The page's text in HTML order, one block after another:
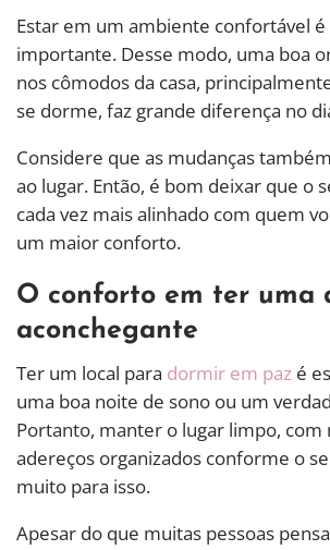
Estar em um ambiente confortável
importante. Desse modo, uma boa
nos cômodos da casa,
se dorme, faz grande diferença no
Considere que as mudanças
ao lugar. Então, é bom deixar que o
cada vez mais alinhado com quem
um maior conforto.
O conforto em ter uma
aconchegante
Ter um local para dormir em paz é
uma boa noite de sono ou um
Portanto, manter o lugar limpo, com
adereços organizados conforme o
muito para isso.
Apesar do que muitas pessoas